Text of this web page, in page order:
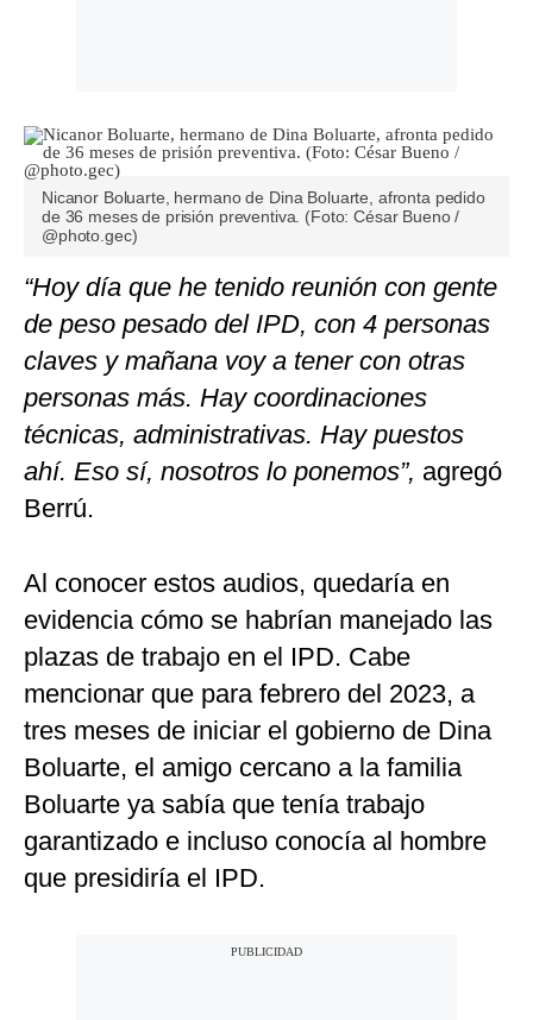
Nicanor Boluarte, hermano de Dina Boluarte, afronta pedido
de 36 meses de prisión preventiva. (Foto: César Bueno /
@photo.gec)
“Hoy día que he tenido reunión con gente
de peso pesado del IPD, con 4 personas
claves y mañana voy a tener con otras
personas más. Hay coordinaciones
técnicas, administrativas. Hay puestos
ahí. Eso sí, nosotros lo ponemos”, agregó
Berrú.
Al conocer estos audios, quedaría en
evidencia cómo se habrían manejado las
plazas de trabajo en el IPD. Cabe
mencionar que para febrero del 2023, a
tres meses de iniciar el gobierno de Dina
Boluarte, el amigo cercano a la familia
Boluarte ya sabía que tenía trabajo
garantizado e incluso conocía al hombre
que presidiría el IPD.